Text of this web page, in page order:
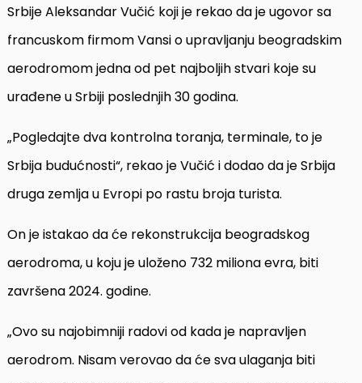
Srbije Aleksandar Vučić koji je rekao da je ugovor sa
francuskom firmom Vansi o upravljanju beogradskim
aerodromom jedna od pet najboljih stvari koje su
urađene u Srbiji poslednjih 30 godina.
„Pogledajte dva kontrolna toranja, terminale, to je
Srbija budućnosti“, rekao je Vučić i dodao da je Srbija
druga zemlja u Evropi po rastu broja turista.
On je istakao da će rekonstrukcija beogradskog
aerodroma, u koju je uloženo 732 miliona evra, biti
završena 2024. godine.
„Ovo su najobimniji radovi od kada je napravljen
aerodrom. Nisam verovao da će sva ulaganja biti